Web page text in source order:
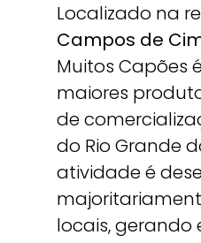
Localizado na
Campos de
Muitos Capões
maiores
de
do Rio Grande
atividade é
locais, gerando